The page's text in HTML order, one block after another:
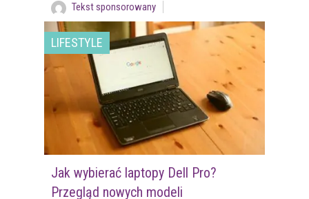
Tekst sponsorowany
LIFESTYLE
Jak wybierać laptopy Dell Pro?
Przegląd nowych modeli